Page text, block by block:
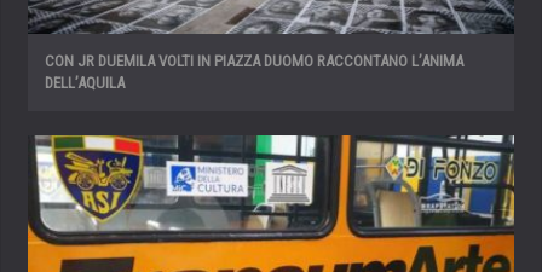
CON JR DUEMILA VOLTI IN PIAZZA DUOMO RACCONTANO L’ANIMA
DELL’AQUILA